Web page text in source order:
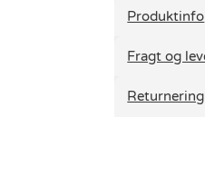
Produktinfo
Fragt og
Returnering